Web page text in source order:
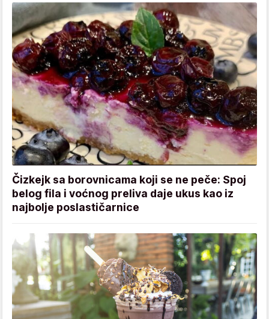
Čizkejk sa borovnicama koji se ne peče: Spoj
belog fila i voćnog preliva daje ukus kao iz
najbolje poslastičarnice